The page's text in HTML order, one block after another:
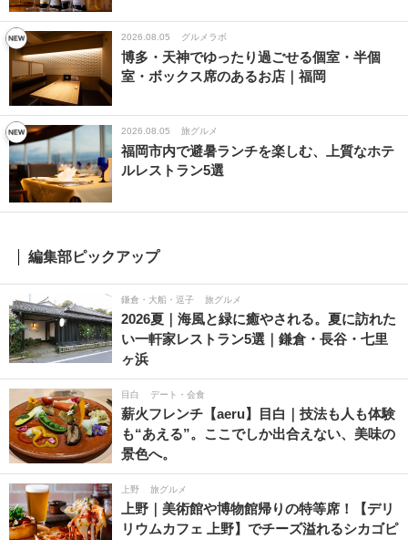
2026.08.05 グルメラボ
博多・天神でゆったり過ごせる個室・半個
室・ボックス席のあるお店｜福岡
2026.08.05 旅グルメ
福岡市内で避暑ランチを楽しむ、上質なホテ
ルレストラン5選
編集部ピックアップ
鎌倉・大船・逗子 旅グルメ
2026夏｜海風と緑に癒やされる。夏に訪れた
い一軒家レストラン5選｜鎌倉・長谷・七里
ヶ浜
目白 デート・会食
薪火フレンチ【aeru】目白｜技法も人も体験
も“あえる”。ここでしか出合えない、美味の
景色へ。
上野 旅グルメ
上野｜美術館や博物館帰りの特等席！【デリ
リウムカフェ 上野】でチーズ溢れるシカゴピ